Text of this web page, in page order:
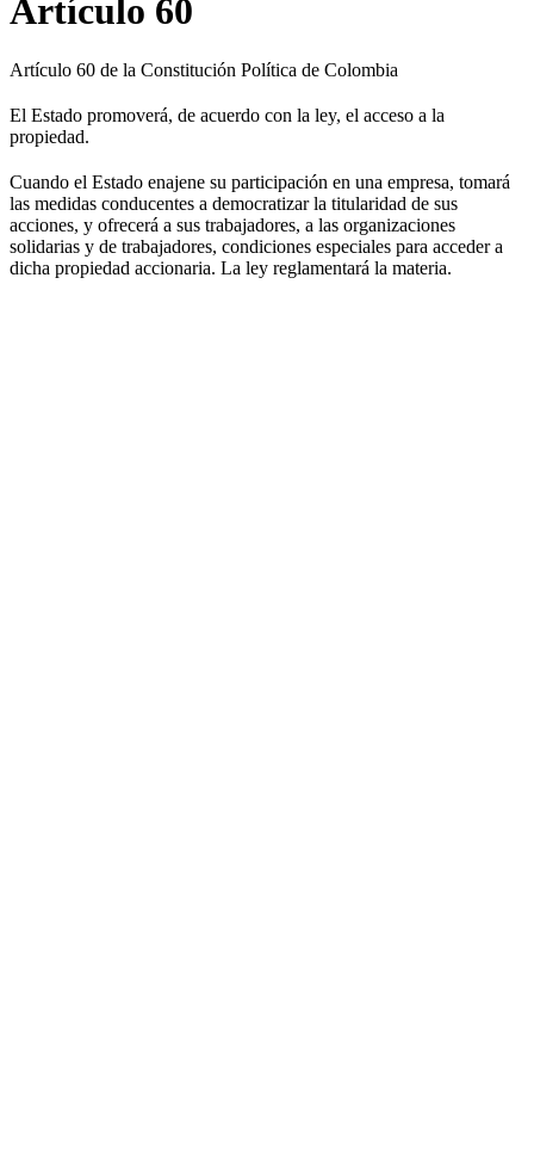
Artículo 60
Artículo 60 de la Constitución Política de Colombia
El Estado promoverá, de acuerdo con la ley, el acceso a la
propiedad.
Cuando el Estado enajene su participación en una empresa, tomará
las medidas conducentes a democratizar la titularidad de sus
acciones, y ofrecerá a sus trabajadores, a las organizaciones
solidarias y de trabajadores, condiciones especiales para acceder a
dicha propiedad accionaria. La ley reglamentará la materia.